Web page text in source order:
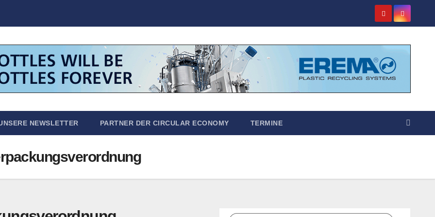
NEWSLETTER PARTNER DER CIRCULAR ECONOMY TERMINE